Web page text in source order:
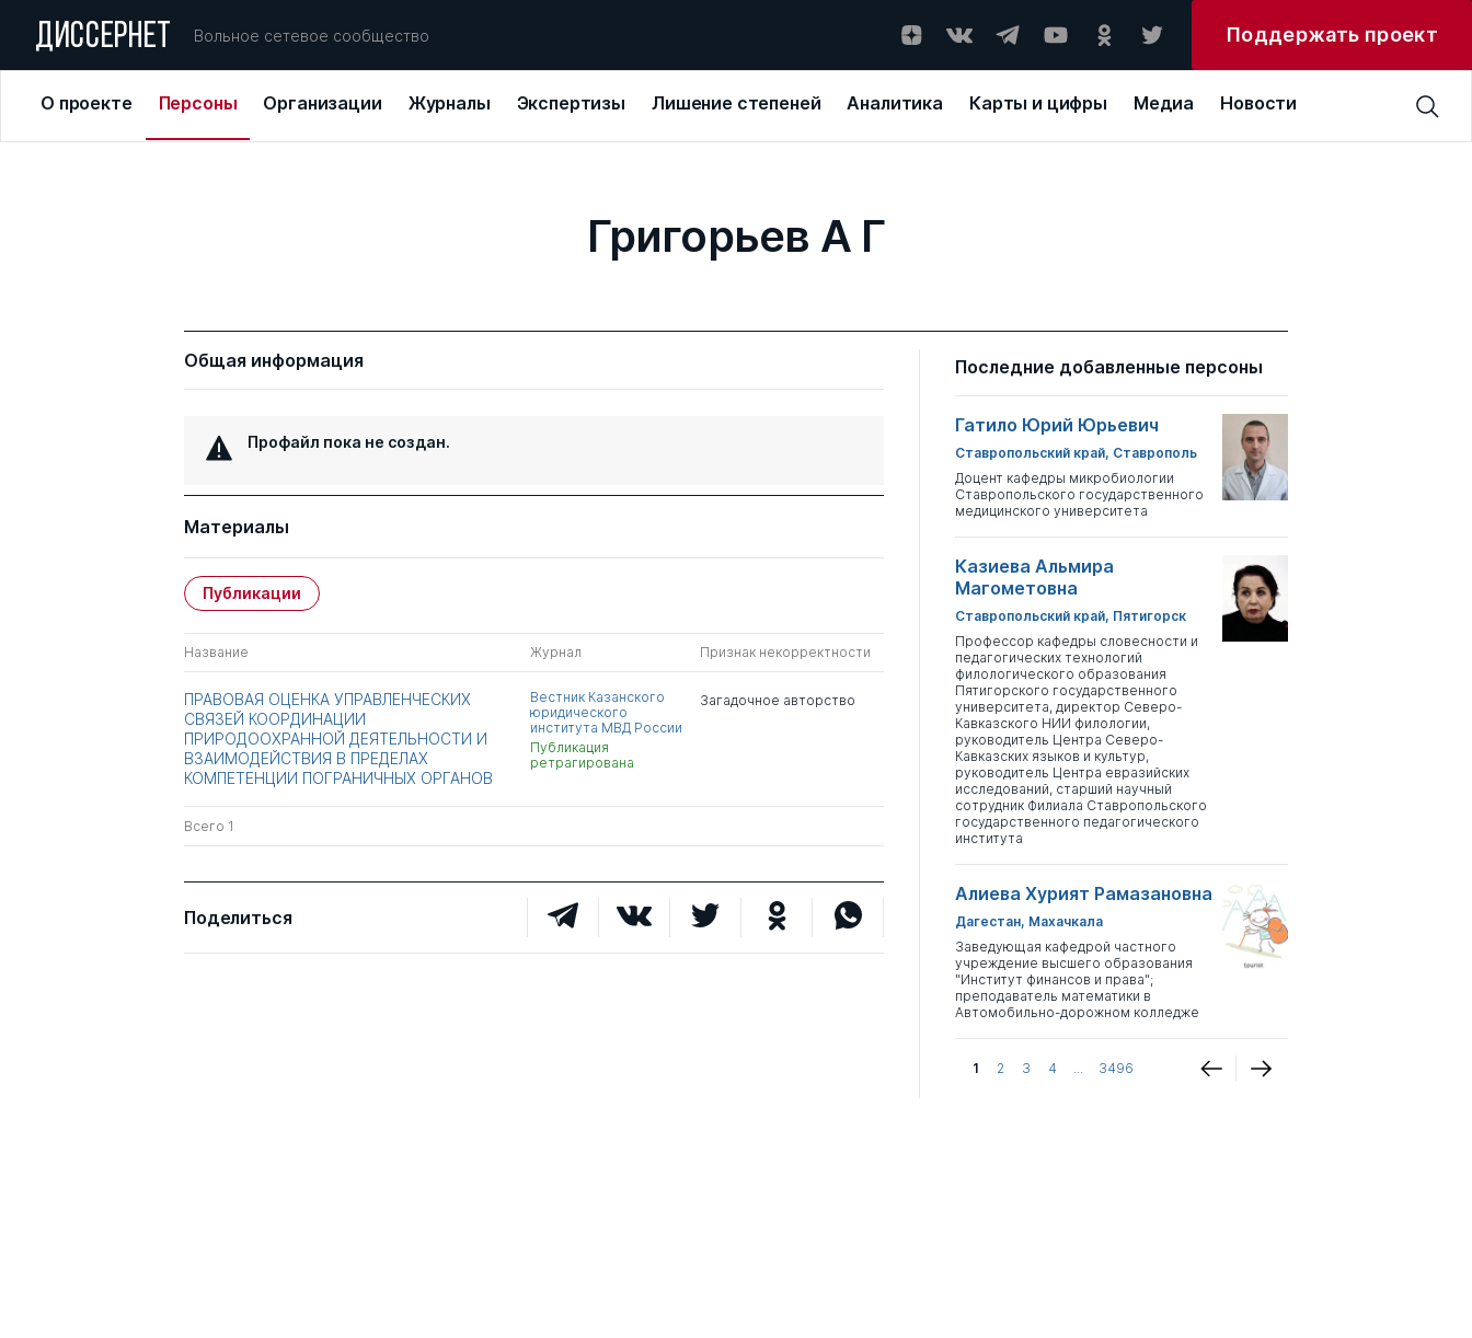
ДИССЕРНЕТ Вольное сетевое сообщество Поддержать проект
О проекте Персоны Организации Журналы Экспертизы Лишение степеней Аналитика Карты и цифры Медиа Новости
Григорьев А Г
Общая информация
Профайл пока не создан.
Материалы
Публикации
Название Журнал Признак некорректности
ПРАВОВАЯ ОЦЕНКА УПРАВЛЕНЧЕСКИХ
СВЯЗЕЙ КООРДИНАЦИИ
ПРИРОДООХРАННОЙ ДЕЯТЕЛЬНОСТИ И
ВЗАИМОДЕЙСТВИЯ В ПРЕДЕЛАХ
КОМПЕТЕНЦИИ ПОГРАНИЧНЫХ ОРГАНОВ
Вестник Казанского
юридического
института МВД России
Публикация
ретрагирована
Загадочное авторство
Всего 1
Поделиться
Последние добавленные персоны
Гатило Юрий Юрьевич
Ставропольский край, Ставрополь
Доцент кафедры микробиологии
Ставропольского государственного
медицинского университета
Казиева Альмира
Магометовна
Ставропольский край, Пятигорск
Профессор кафедры словесности и
педагогических технологий
филологического образования
Пятигорского государственного
университета, директор Северо-
Кавказского НИИ филологии,
руководитель Центра Северо-
Кавказских языков и культур,
руководитель Центра евразийских
исследований, старший научный
сотрудник Филиала Ставропольского
государственного педагогического
института
Алиева Хурият Рамазановна
Дагестан, Махачкала
Заведующая кафедрой частного
учреждение высшего образования
"Институт финансов и права";
преподаватель математики в
Автомобильно-дорожном колледже
1 2 3 4 ... 3496